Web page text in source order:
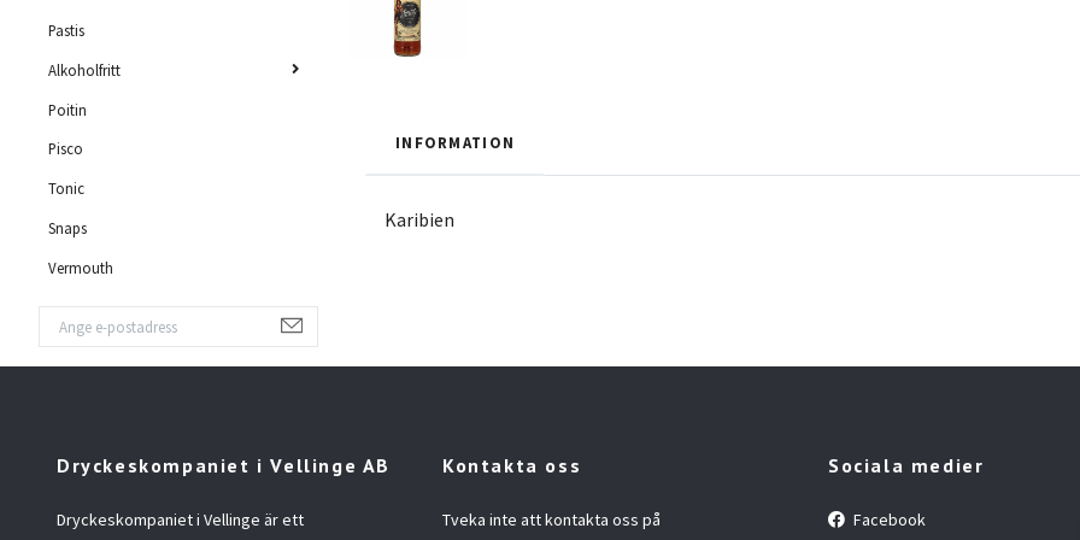
Pastis
Alkoholfritt
Poitin
Pisco
Tonic
Snaps
Vermouth
INFORMATION
Karibien
Dryckeskompaniet i Vellinge AB
Dryckeskompaniet i Vellinge är ett
Kontakta oss
Tveka inte att kontakta oss på
Sociala medier
Facebook